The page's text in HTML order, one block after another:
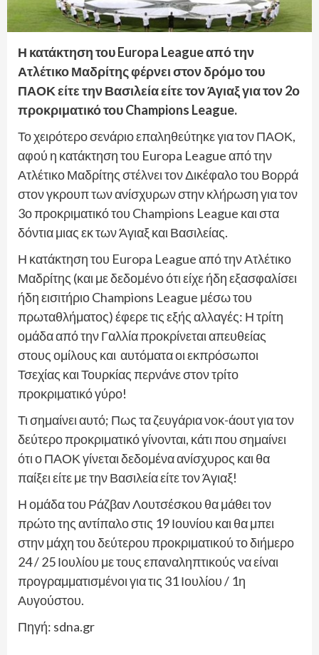
Η κατάκτηση του Europa League από την
Ατλέτικο Μαδρίτης φέρνει στον δρόμο του
ΠΑΟΚ είτε την Βασιλεία είτε τον Άγιαξ για τον 2ο
προκριματικό του Champions League.
Το χειρότερο σενάριο επαληθεύτηκε για τον ΠΑΟΚ,
αφού η κατάκτηση του Europa League από την
Ατλέτικο Μαδρίτης στέλνει τον Δικέφαλο του Βορρά
στον γκρουπ των ανίσχυρων στην κλήρωση για τον
3ο προκριματικό του Champions League και στα
δόντια μιας εκ των Άγιαξ και Βασιλείας.
Η κατάκτηση του Europa League από την Ατλέτικο
Μαδρίτης (και με δεδομένο ότι είχε ήδη εξασφαλίσει
ήδη εισιτήριο Champions League μέσω του
πρωταθλήματος) έφερε τις εξής αλλαγές: Η τρίτη
ομάδα από την Γαλλία προκρίνεται απευθείας
στους ομίλους και αυτόματα οι εκπρόσωποι
Τσεχίας και Τουρκίας περνάνε στον τρίτο
προκριματικό γύρο!
Τι σημαίνει αυτό; Πως τα ζευγάρια νοκ-άουτ για τον
δεύτερο προκριματικό γίνονται, κάτι που σημαίνει
ότι ο ΠΑΟΚ γίνεται δεδομένα ανίσχυρος και θα
παίξει είτε με την Βασιλεία είτε τον Άγιαξ!
Η ομάδα του Ράζβαν Λουτσέσκου θα μάθει τον
πρώτο της αντίπαλο στις 19 Ιουνίου και θα μπει
στην μάχη του δεύτερου προκριματικού το διήμερο
24 / 25 Ιουλίου με τους επαναληπτικούς να είναι
προγραμματισμένοι για τις 31 Ιουλίου / 1η
Αυγούστου.
Πηγή: sdna.gr